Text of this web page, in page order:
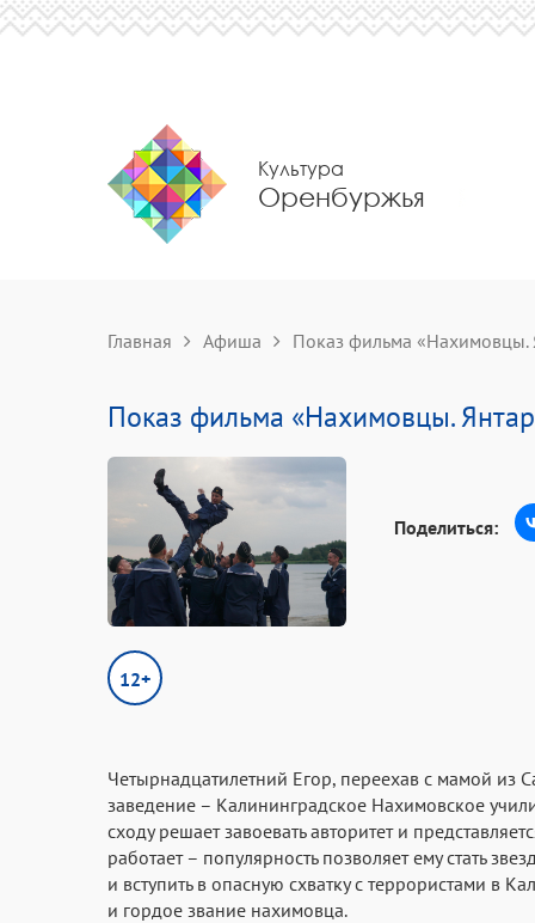
Культура
Оренбуржья
Главная Афиша Показ фильма «Нахимовцы.
Показ фильма «Нахимовцы.
12+
Поделиться:
Четырнадцатилетний Егор, переехав с мамой из
заведение – Калининградское Нахимовское
сходу решает завоевать авторитет и
работает – популярность позволяет ему стать
и вступить в опасную схватку с террористами в
и гордое звание нахимовца.